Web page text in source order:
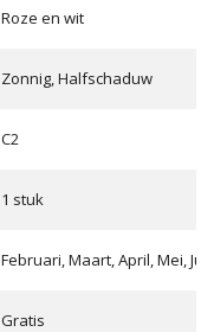
Roze en wit
Zonnig, Halfschaduw
C2
1 stuk
Februari, Maart, April, Mei,
Gratis